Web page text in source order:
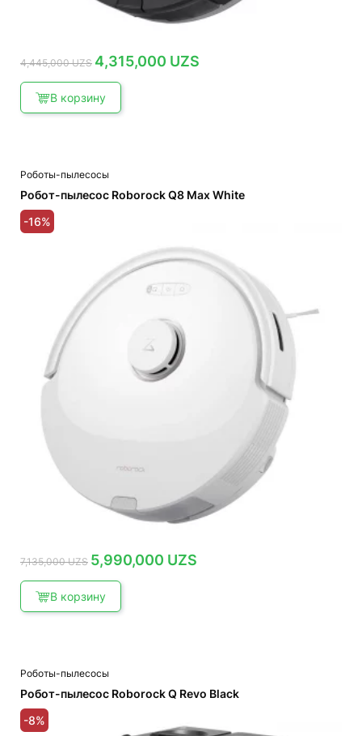
4,445,000UZS Первоначальная
цена
4,445,000 UZS.
4,315,000 UZS
В корзину
Роботы-пылесосы
Робот-пылесос Roborock Q8 Max White
-16%
7,135,000UZS Первоначальная
цена
7,135,000 UZS.
5,990,000 UZS
В корзину
Роботы-пылесосы
Робот-пылесос Roborock Q Revo Black
-8%